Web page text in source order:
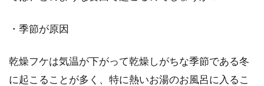
・季節が原因
乾燥フケは気温が下がって乾燥しがちな季節である冬
に起こることが多く、特に熱いお湯のお風呂に入るこ